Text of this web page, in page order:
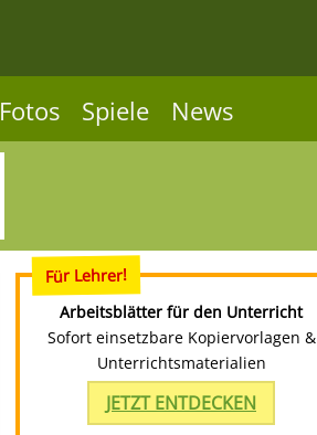
Fotos Spiele News
Für Lehrer!
Arbeitsblätter für den Unterricht
Sofort einsetzbare Kopiervorlagen &
Unterrichtsmaterialien
JETZT ENTDECKEN